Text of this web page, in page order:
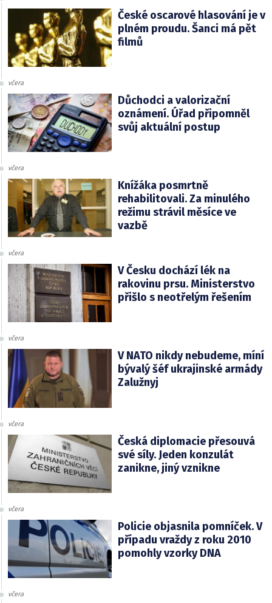
České oscarové hlasování je v
plném proudu. Šanci má pět
filmů
včera
Důchodci a valorizační
oznámení. Úřad připomněl
svůj aktuální postup
včera
Knížáka posmrtně
rehabilitovali. Za minulého
režimu strávil měsíce ve
vazbě
včera
V Česku dochází lék na
rakovinu prsu. Ministerstvo
přišlo s neotřelým řešením
včera
V NATO nikdy nebudeme, míní
bývalý šéf ukrajinské armády
Zalužnyj
včera
Česká diplomacie přesouvá
své síly. Jeden konzulát
zanikne, jiný vznikne
včera
Policie objasnila pomníček. V
případu vraždy z roku 2010
pomohly vzorky DNA
včera